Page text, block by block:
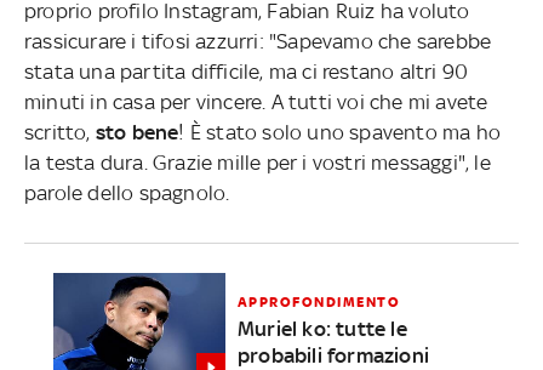
proprio profilo Instagram, Fabian Ruiz ha voluto
rassicurare i tifosi azzurri: "Sapevamo che sarebbe
stata una partita difficile, ma ci restano altri 90
minuti in casa per vincere. A tutti voi che mi avete
scritto, sto bene! È stato solo uno spavento ma ho
la testa dura. Grazie mille per i vostri messaggi", le
parole dello spagnolo.
APPROFONDIMENTO
Muriel ko: tutte le
probabili formazioni